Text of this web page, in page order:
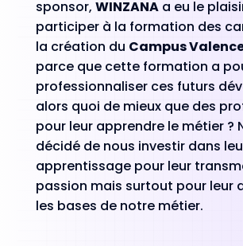
sponsor, WINZANA a eu le
participer à la formation des
la création du Campus
parce que cette formation a
professionnaliser ces futurs
alors quoi de mieux que des
pour leur apprendre le métier ?
décidé de nous investir dans
apprentissage pour leur
passion mais surtout pour leur
les bases de notre métier.